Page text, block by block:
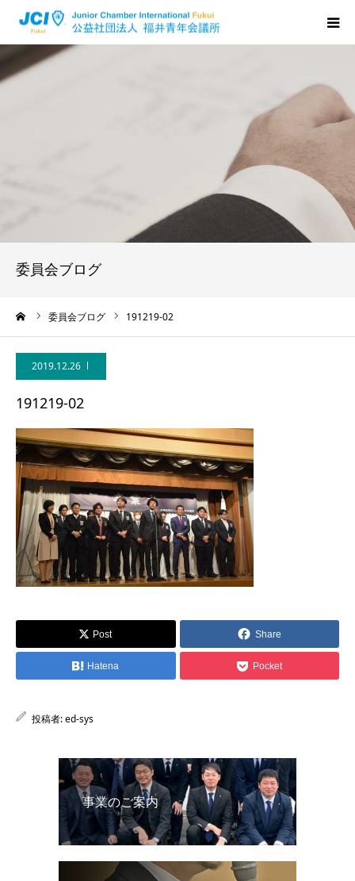
委員会ブログ
委員会ブログ 191219-02
2019.12.26
191219-02
Post Share
Hatena Pocket
投稿者:ed-sys
事業のご案内